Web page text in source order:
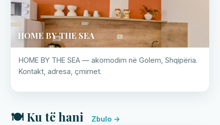
HOME BY THE SEA
HOME BY THE SEA — akomodim në Golem, Shqipëria.
Kontakt, adresa, çmimet.
🍽️ Ku të hani Zbulo →